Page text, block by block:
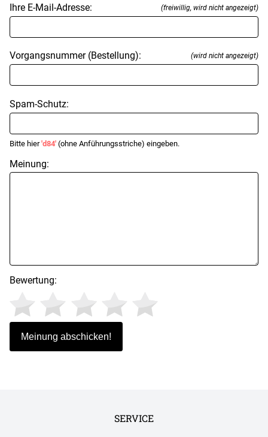
Ihre E-Mail-Adresse: (freiwillig, wird nicht angezeigt)
Vorgangsnummer (Bestellung): (wird nicht angezeigt)
Spam-Schutz:
Bitte hier'd84' (ohne Anführungsstriche) eingeben.
Meinung:
Bewertung:
SERVICE